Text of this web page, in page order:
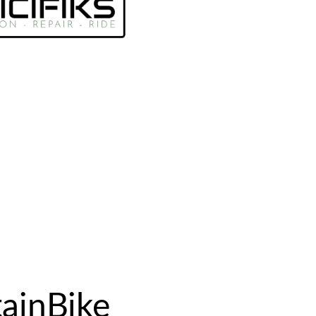
Hoe en waarom Ride2Connect?